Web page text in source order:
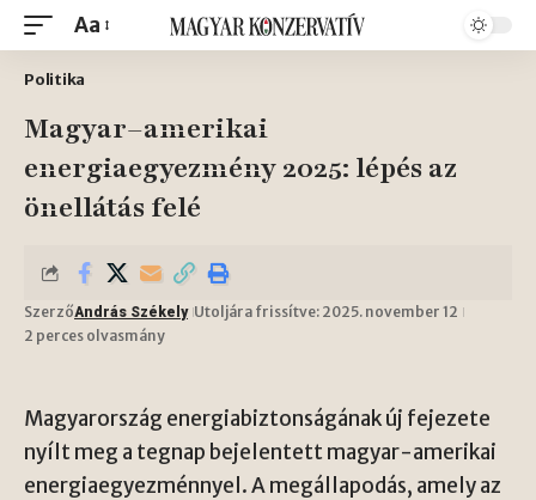
Aa
Politika
Magyar–amerikai
energiaegyezmény 2025: lépés az
önellátás felé
SzerzőAndrás Székely Utoljára frissítve: 2025. november 12
2 perces olvasmány
Magyarország energiabiztonságának új fejezete
nyílt meg a tegnap bejelentett magyar-amerikai
energiaegyezménnyel. A megállapodás, amely az